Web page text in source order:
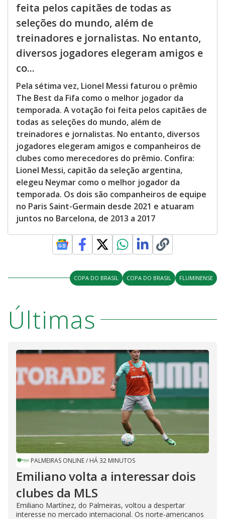
feita pelos capitães de todas as
seleções do mundo, além de
treinadores e jornalistas. No entanto,
diversos jogadores elegeram amigos e
co...
Pela sétima vez, Lionel Messi faturou o prêmio
The Best da Fifa como o melhor jogador da
temporada. A votação foi feita pelos capitães de
todas as seleções do mundo, além de
treinadores e jornalistas. No entanto, diversos
jogadores elegeram amigos e companheiros de
clubes como merecedores do prêmio. Confira:
Lionel Messi, capitão da seleção argentina,
elegeu Neymar como o melhor jogador da
temporada. Os dois são companheiros de equipe
no Paris Saint-Germain desde 2021 e atuaram
juntos no Barcelona, de 2013 a 2017
COPA DO BRASIL COPA DO BRASIL FLUMINENSE
Últimas
PALMEIRAS ONLINE/ HÁ 32 MINUTOS
Emiliano volta a interessar dois
clubes da MLS
Emiliano Martínez, do Palmeiras, voltou a despertar
interesse no mercado internacional. Os norte-americanos